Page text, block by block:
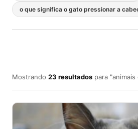
o que significa o gato pressionar a
Mostrando 23 resultados para